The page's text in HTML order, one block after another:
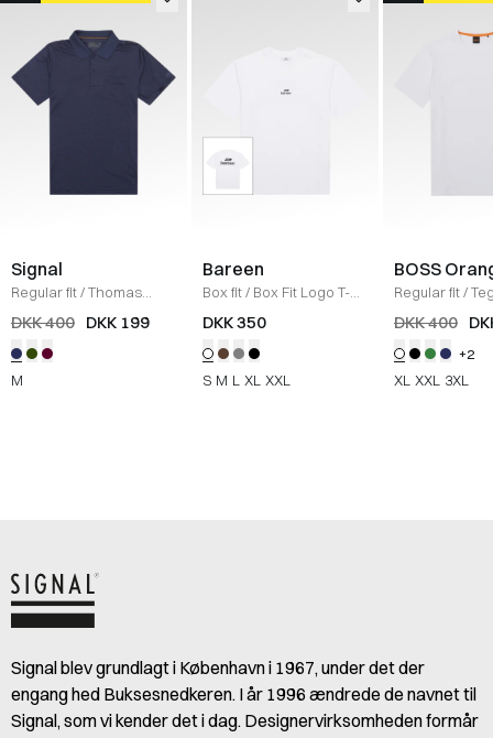
Signal
Regular fit/Thomas
Tech Polo T-shirt / NAVY
DKK 400 DKK 199
M
Bareen
Box fit/ Box Fit Logo T-
shirt /WHITE
DKK 350
S M L XL XXL
BOSS
Regular fit/
Shirt
HVID
DKK 400
+2
XL XXL 3XL
Signal blev grundlagt i København i 1967, under det der
engang hed Buksesnedkeren. I år 1996 ændrede de navnet til
Signal, som vi kender det i dag. Designervirksomheden formår